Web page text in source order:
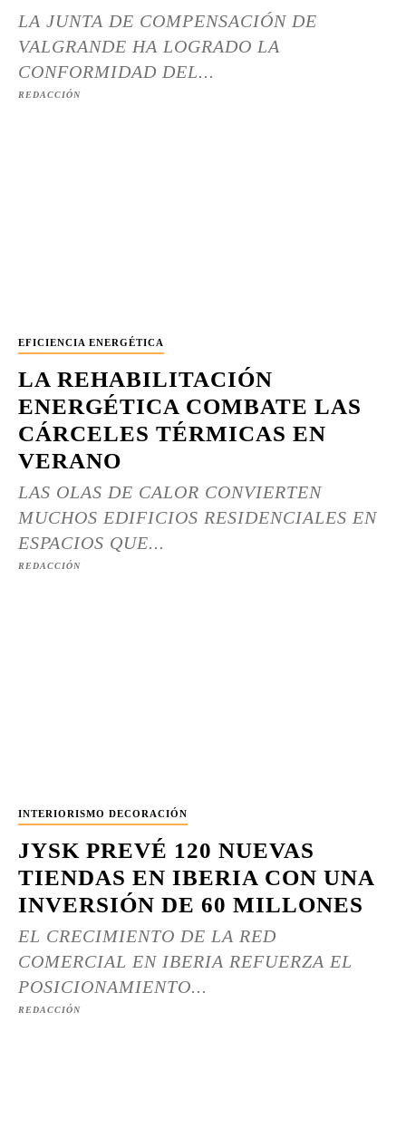
LA JUNTA DE COMPENSACIÓN DE
VALGRANDE HA LOGRADO LA
CONFORMIDAD DEL...
REDACCIÓN
EFICIENCIA ENERGÉTICA
LA REHABILITACIÓN
ENERGÉTICA COMBATE LAS
CÁRCELES TÉRMICAS EN
VERANO
LAS OLAS DE CALOR CONVIERTEN
MUCHOS EDIFICIOS RESIDENCIALES EN
ESPACIOS QUE...
REDACCIÓN
INTERIORISMO DECORACIÓN
JYSK PREVÉ 120 NUEVAS
TIENDAS EN IBERIA CON UNA
INVERSIÓN DE 60 MILLONES
EL CRECIMIENTO DE LA RED
COMERCIAL EN IBERIA REFUERZA EL
POSICIONAMIENTO...
REDACCIÓN